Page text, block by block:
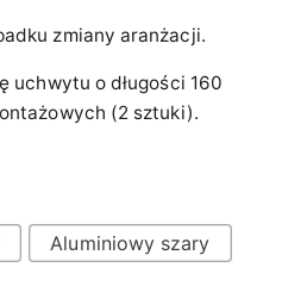
zmiany aranżacji.
uchwytu o długości 160
(2 sztuki).
Aluminiowy szary